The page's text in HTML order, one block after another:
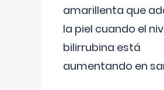
amarillenta que
la piel cuando el
bilirrubina está
aumentando en